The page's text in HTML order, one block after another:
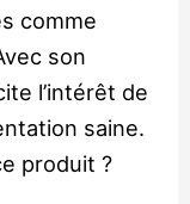
comme
son
l’intérêt de
saine.
produit ?